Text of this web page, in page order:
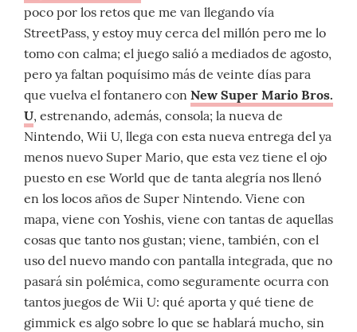
poco por los retos que me van llegando vía
StreetPass, y estoy muy cerca del millón pero me lo
tomo con calma; el juego salió a mediados de agosto,
pero ya faltan poquísimo más de veinte días para
que vuelva el fontanero con New Super Mario Bros.
U, estrenando, además, consola; la nueva de
Nintendo, Wii U, llega con esta nueva entrega del ya
menos nuevo Super Mario, que esta vez tiene el ojo
puesto en ese World que de tanta alegría nos llenó
en los locos años de Super Nintendo. Viene con
mapa, viene con Yoshis, viene con tantas de aquellas
cosas que tanto nos gustan; viene, también, con el
uso del nuevo mando con pantalla integrada, que no
pasará sin polémica, como seguramente ocurra con
tantos juegos de Wii U: qué aporta y qué tiene de
gimmick es algo sobre lo que se hablará mucho, sin